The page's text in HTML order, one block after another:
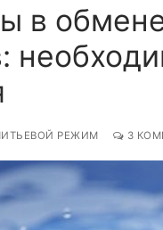
в
РЕЖИМ 3